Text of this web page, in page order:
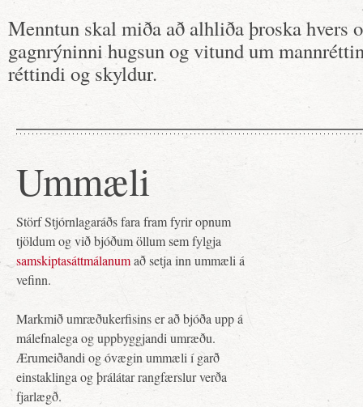
Menntun skal miða að alhliða þroska hvers
gagnrýninni hugsun og vitund um
réttindi og skyldur.
Ummæli
Störf Stjórnlagaráðs fara fram fyrir opnum
tjöldum og við bjóðum öllum sem fylgja
samskiptasáttmálanumað setja inn ummæli á
vefinn.
Markmið umræðukerfisins er að bjóða upp á
málefnalega og uppbyggjandi umræðu.
Ærumeiðandi og óvægin ummæli í garð
einstaklinga og þrálátar rangfærslur verða
fjarlægð.